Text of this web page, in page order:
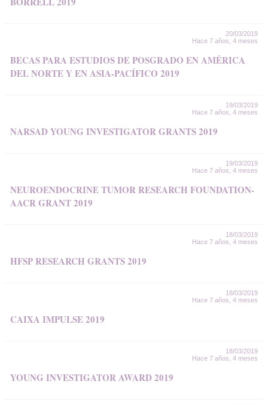
20/03/2019
Hace 7 años, 4 meses
BECAS PARA ESTUDIOS DE POSGRADO EN AMÉRICA
DEL NORTE Y EN ASIA-PACÍFICO 2019
19/03/2019
Hace 7 años, 4 meses
NARSAD YOUNG INVESTIGATOR GRANTS 2019
19/03/2019
Hace 7 años, 4 meses
NEUROENDOCRINE TUMOR RESEARCH FOUNDATION-
AACR GRANT 2019
18/03/2019
Hace 7 años, 4 meses
HFSP RESEARCH GRANTS 2019
18/03/2019
Hace 7 años, 4 meses
CAIXA IMPULSE 2019
18/03/2019
Hace 7 años, 4 meses
YOUNG INVESTIGATOR AWARD 2019